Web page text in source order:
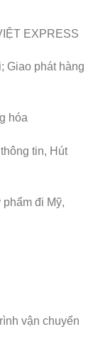
EXPRESS
Giao phát hàng
hóa
tin, Hút
đi Mỹ,
vận chuyển